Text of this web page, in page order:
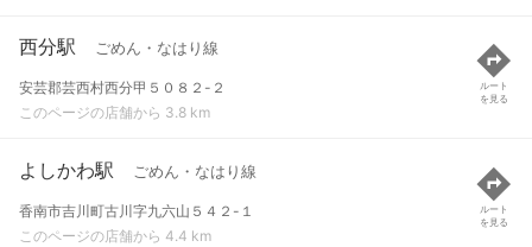
西分駅 ごめん・なはり線
安芸郡芸西村西分甲５０８２-２
このページの店舗から 3.8 km
ルート
を見る
よしかわ駅 ごめん・なはり線
香南市吉川町古川字九六山５４２-１
このページの店舗から 4.4 km
ルート
を見る